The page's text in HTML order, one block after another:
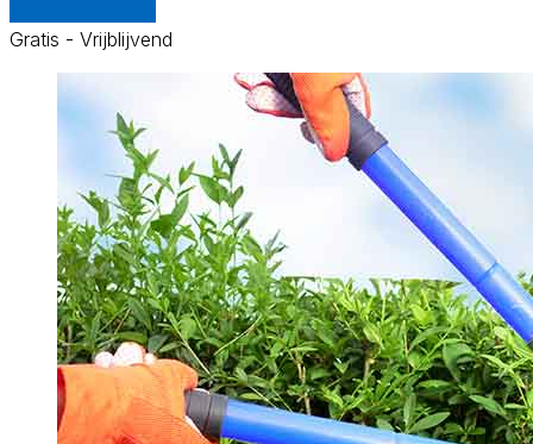
Gratis - Vrijblijvend